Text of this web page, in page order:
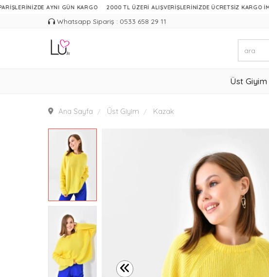
AYNI GÜN KARGO 2000 TL ÜZERİ ALIŞVERİŞLERİNİZDE ÜCRETSİZ KARGO İMKANI
Whatsapp Sipariş : 0533 658 29 11
Üst Giyim
Ana Sayfa Üst Giyim Kazak